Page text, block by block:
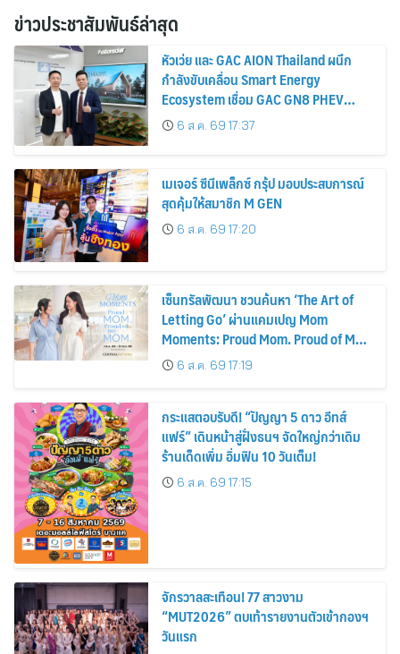
ข่าวประชาสัมพันธ์ล่าสุด
หัวเว่ย และ GAC AION Thailand ผนึก
กำลังขับเคลื่อน Smart Energy
Ecosystem เชื่อม GAC GN8 PHEV
รถยนต์ MPV ระดับพรีเมียม เข้ากับ
พลังงานแสงอาทิตย์ภายในบ้าน
6 ส.ค. 69 17:37
เมเจอร์ ซีนีเพล็กซ์ กรุ้ป มอบประสบการณ์
สุดคุ้มให้สมาชิก M GEN
6 ส.ค. 69 17:20
เซ็นทรัลพัฒนา ชวนค้นหา ‘The Art of
Letting Go’ ผ่านแคมเปญ Mom
Moments: Proud Mom. Proud of My
Mom.6 ส.ค. 69 17:19
กระแสตอบรับดี! “ปัญญา 5 ดาว อีทส์
แฟร์” เดินหน้าสู่ฝั่งธนฯ จัดใหญ่กว่าเดิม
ร้านเด็ดเพิ่ม อิ่มฟิน 10 วันเต็ม!
6 ส.ค. 69 17:15
จักรวาลสะเทือน! 77 สาวงาม
“MUT2026” ตบเท้ารายงานตัวเข้ากองฯ
วันแรก